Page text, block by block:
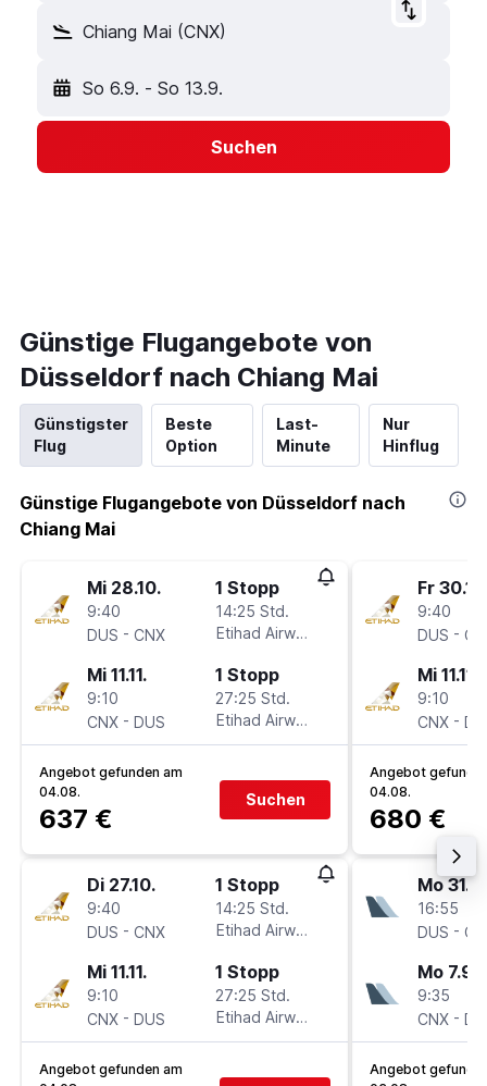
Chiang Mai (CNX)
So 6.9. - So 13.9.
Suchen
Günstige Flugangebote von
Düsseldorf nach Chiang Mai
Günstigster
Flug
Beste
Option
Last-
Minute
Nur
Hinflug
Günstige Flugangebote von Düsseldorf nach
Chiang Mai
Mi 28.10.
9:40
DUS - CNX
1 Stopp
14:25 Std.
Etihad Airways
Mi 11.11.
9:10
CNX - DUS
1 Stopp
27:25 Std.
Etihad Airways
Angebot gefunden am
04.08.
637 €
Suchen
Di 27.10.
9:40
DUS - CNX
1 Stopp
14:25 Std.
Etihad Airways
Mi 11.11.
9:10
CNX - DUS
1 Stopp
27:25 Std.
Etihad Airways
Angebot gefunden am
Fr
9:40
DUS -
Mi 11.11.
9:10
CNX -
Angebot
04.08.
680 €
Mo 31.8.
16:55
DUS -
Mo 7.9.
9:35
CNX -
Angebot